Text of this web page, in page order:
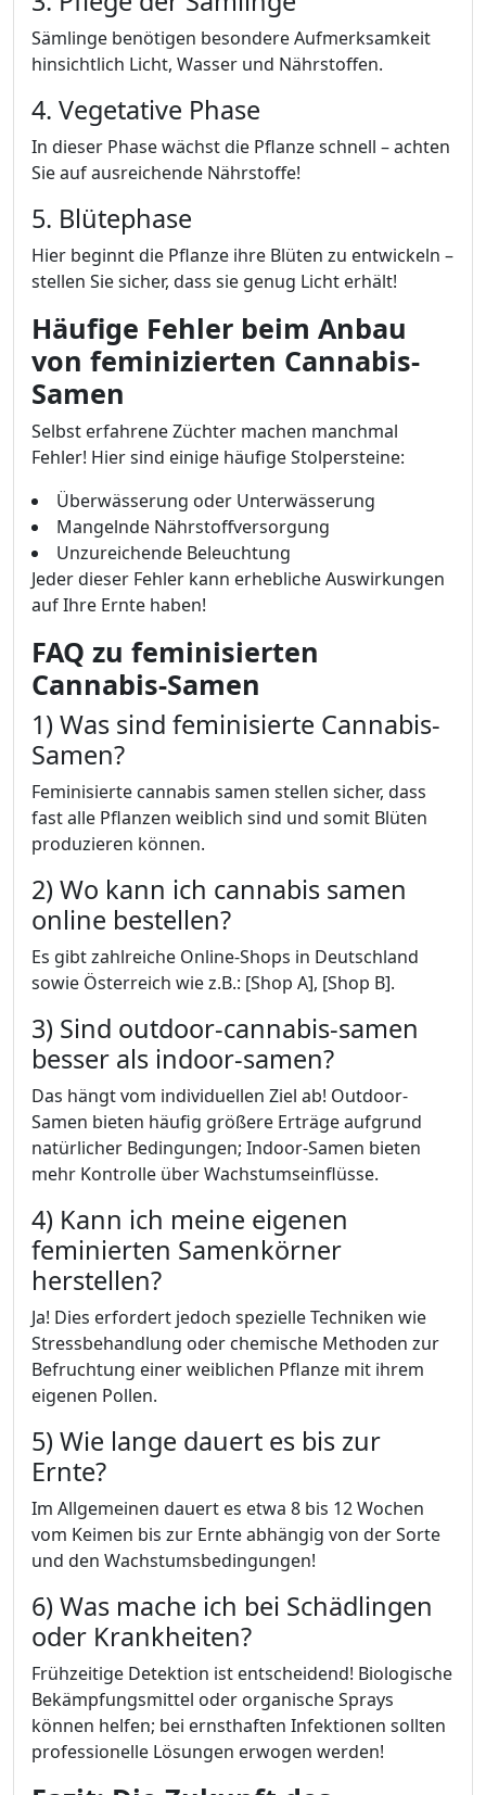
Sämlinge benötigen besondere Aufmerksamkeit
hinsichtlich Licht, Wasser und Nährstoffen.
4. Vegetative Phase
In dieser Phase wächst die Pflanze schnell – achten
Sie auf ausreichende Nährstoffe!
5. Blütephase
Hier beginnt die Pflanze ihre Blüten zu entwickeln –
stellen Sie sicher, dass sie genug Licht erhält!
Häufige Fehler beim Anbau
von feminizierten Cannabis-
Samen
Selbst erfahrene Züchter machen manchmal
Fehler! Hier sind einige häufige Stolpersteine:
Überwässerung oder Unterwässerung
Mangelnde Nährstoffversorgung
Unzureichende Beleuchtung
Jeder dieser Fehler kann erhebliche Auswirkungen
auf Ihre Ernte haben!
FAQ zu feminisierten
Cannabis-Samen
1) Was sind feminisierte Cannabis-
Samen?
Feminisierte cannabis samen stellen sicher, dass
fast alle Pflanzen weiblich sind und somit Blüten
produzieren können.
2) Wo kann ich cannabis samen
online bestellen?
Es gibt zahlreiche Online-Shops in Deutschland
sowie Österreich wie z.B.: [Shop A], [Shop B].
3) Sind outdoor-cannabis-samen
besser als indoor-samen?
Das hängt vom individuellen Ziel ab! Outdoor-
Samen bieten häufig größere Erträge aufgrund
natürlicher Bedingungen; Indoor-Samen bieten
mehr Kontrolle über Wachstumseinflüsse.
4) Kann ich meine eigenen
feminierten Samenkörner
herstellen?
Ja! Dies erfordert jedoch spezielle Techniken wie
Stressbehandlung oder chemische Methoden zur
Befruchtung einer weiblichen Pflanze mit ihrem
eigenen Pollen.
5) Wie lange dauert es bis zur
Ernte?
Im Allgemeinen dauert es etwa 8 bis 12 Wochen
vom Keimen bis zur Ernte abhängig von der Sorte
und den Wachstumsbedingungen!
6) Was mache ich bei Schädlingen
oder Krankheiten?
Frühzeitige Detektion ist entscheidend! Biologische
Bekämpfungsmittel oder organische Sprays
können helfen; bei ernsthaften Infektionen sollten
professionelle Lösungen erwogen werden!